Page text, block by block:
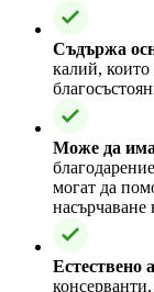
Съдържа
калий,
Може да
могат да
насърчаване
Естествено